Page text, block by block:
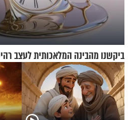
ביקשנו מהבינה המלאכותית לעצב